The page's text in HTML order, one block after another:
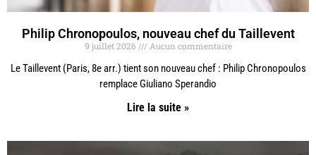
Philip Chronopoulos, nouveau chef du Taillevent
9 juillet 2026 Aucun commentaire
Le Taillevent (Paris, 8e arr.) tient son nouveau chef : Philip Chronopoulos
remplace Giuliano Sperandio
Lire la suite »